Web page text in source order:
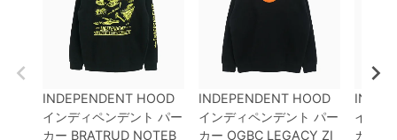
INDEPENDENT HOOD
インディペンデント パー
カー BRATRUD NOTEB
INDEPENDENT HOOD
インディペンデント パー
カー OGBC LEGACY ZI
インデ
カー